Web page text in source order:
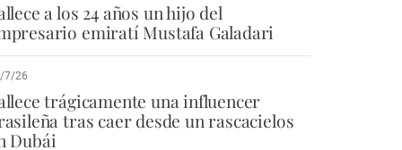
a los 24 años un hijo del
emiratí Mustafa Galadari
7/26
trágicamente una influencer
tras caer desde un rascacielos
Dubái